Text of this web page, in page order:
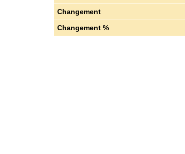
Changement
Changement %